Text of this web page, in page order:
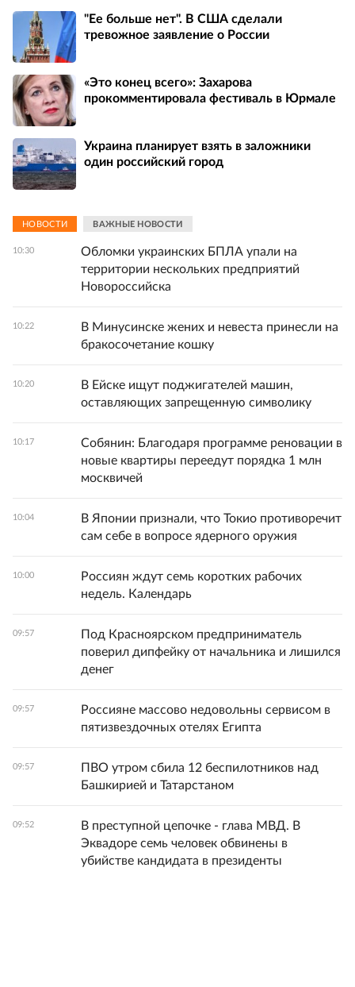
"Ее больше нет". В США сделали
тревожное заявление о России
«Это конец всего»: Захарова
прокомментировала фестиваль в Юрмале
Украина планирует взять в заложники
один российский город
НОВОСТИ ВАЖНЫЕ НОВОСТИ
10:30
Обломки украинских БПЛА упали на
территории нескольких предприятий
Новороссийска
10:22
В Минусинске жених и невеста принесли на
бракосочетание кошку
10:20
В Ейске ищут поджигателей машин,
оставляющих запрещенную символику
10:17
Собянин: Благодаря программе реновации в
новые квартиры переедут порядка 1 млн
москвичей
10:04
В Японии признали, что Токио противоречит
сам себе в вопросе ядерного оружия
10:00
Россиян ждут семь коротких рабочих
недель. Календарь
09:57
Под Красноярском предприниматель
поверил дипфейку от начальника и лишился
денег
09:57
Россияне массово недовольны сервисом в
пятизвездочных отелях Египта
09:57
ПВО утром сбила 12 беспилотников над
Башкирией и Татарстаном
09:52
В преступной цепочке - глава МВД. В
Эквадоре семь человек обвинены в
убийстве кандидата в президенты